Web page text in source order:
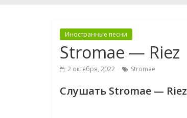
Иностранные песни
Stromae — Riez
2 октября, 2022 Stromae
Слушать Stromae — Riez